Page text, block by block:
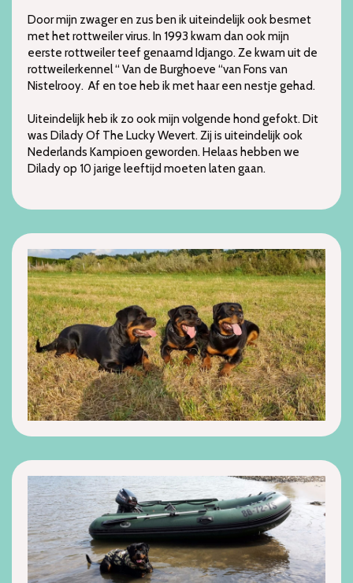
Door mijn zwager en zus ben ik uiteindelijk ook besmet
met het rottweiler virus. In 1993 kwam dan ook mijn
eerste rottweiler teef genaamd Idjango. Ze kwam uit de
rottweilerkennel “ Van de Burghoeve “van Fons van
Nistelrooy. Af en toe heb ik met haar een nestje gehad.
Uiteindelijk heb ik zo ook mijn volgende hond gefokt. Dit
was Dilady Of The Lucky Wevert. Zij is uiteindelijk ook
Nederlands Kampioen geworden. Helaas hebben we
Dilady op 10 jarige leeftijd moeten laten gaan.